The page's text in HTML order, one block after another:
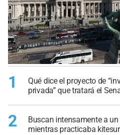
1
Qué dice el proyecto de
privada” que tratará el
2
Buscan intensamente a
mientras practicaba